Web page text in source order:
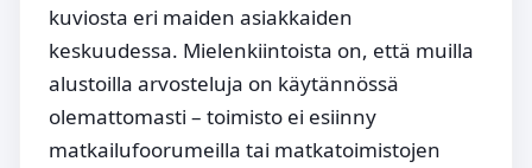
kuviosta eri maiden asiakkaiden
keskuudessa. Mielenkiintoista on, että muilla
alustoilla arvosteluja on käytännössä
olemattomasti – toimisto ei esiinny
matkailufoorumeilla tai matkatoimistojen